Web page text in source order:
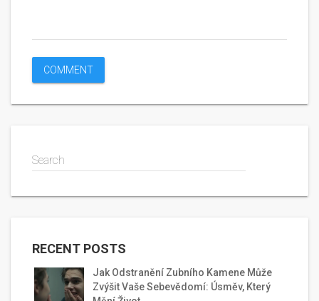
Search
RECENT POSTS
Jak Odstranění Zubního Kamene Může
Zvýšit Vaše Sebevědomí: Úsměv, Který